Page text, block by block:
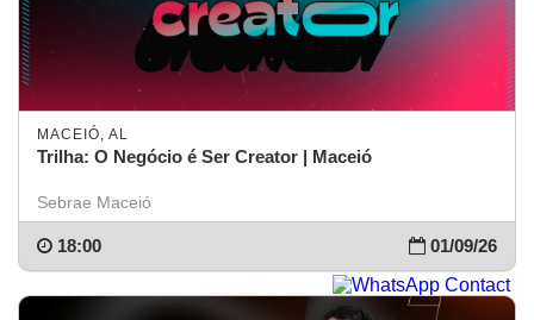
MACEIÓ, AL
Trilha: O Negócio é Ser Creator | Maceió
Sebrae Maceió
01/09/26
18:00